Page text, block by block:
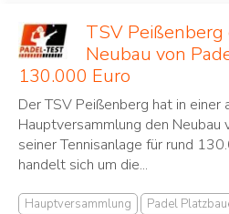
TSV
Neubau von
130.000 Euro
Der TSV Peißenberg hat in einer
Hauptversammlung den Neubau
seiner Tennisanlage für rund
handelt sich um die...
Hauptversammlung Padel